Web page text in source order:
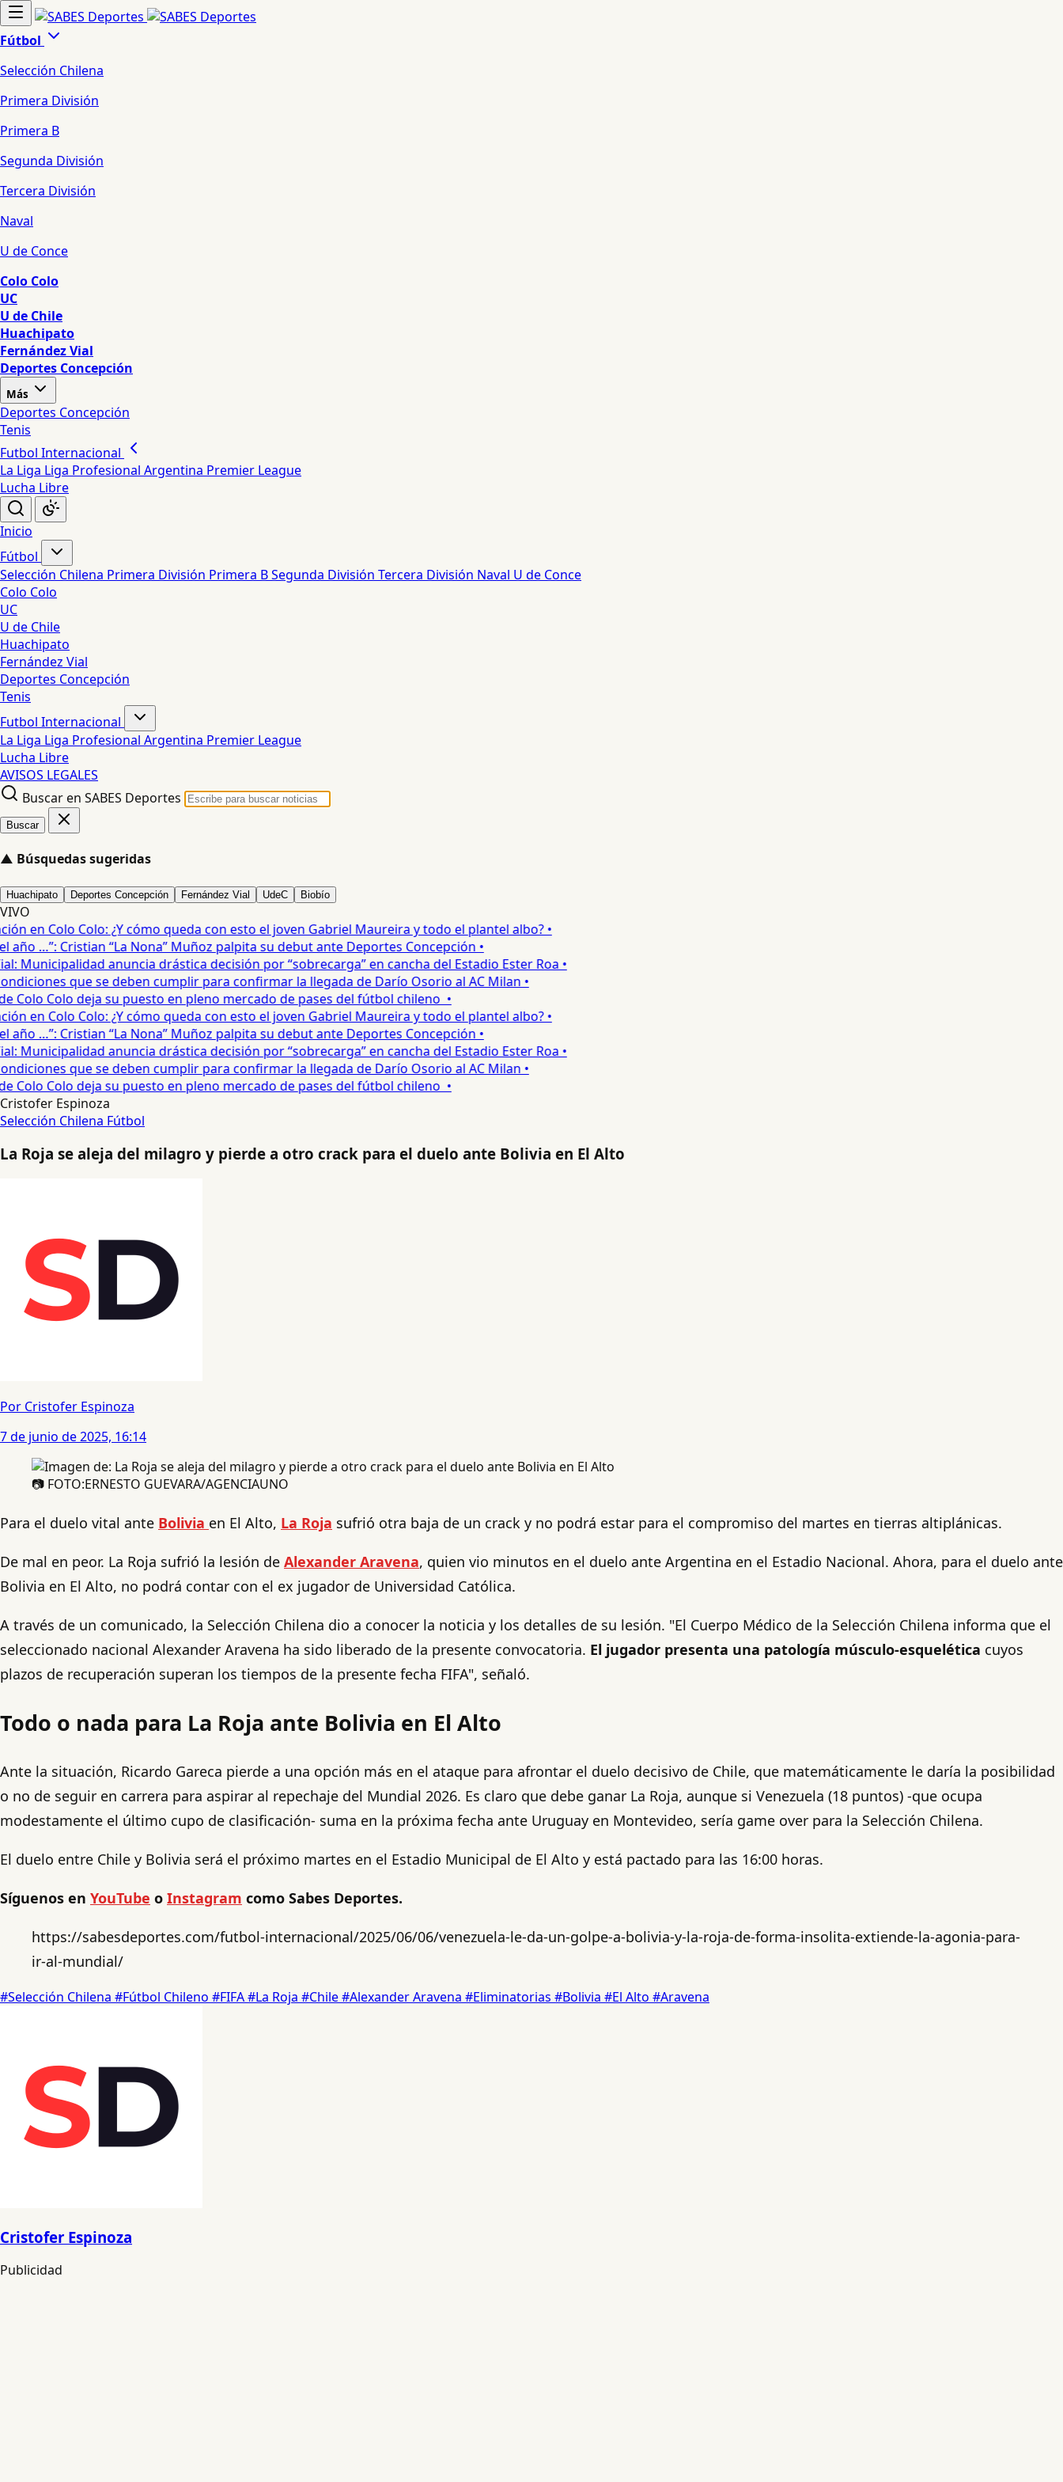
Fútbol
Selección Chilena
Primera División
Primera B
Segunda División
Tercera División
Naval
U de Conce
Colo Colo
UC
U de Chile
Huachipato
Fernández Vial
Deportes Concepción
Más
Deportes Concepción
Tenis
Futbol Internacional
La Liga Liga Profesional Argentina Premier League
Lucha Libre
Inicio
Fútbol
Selección Chilena Primera División Primera BSegunda División Tercera División Naval U de Conce
Colo Colo
UC
U de Chile
Huachipato
Fernández Vial
Deportes Concepción
Tenis
Futbol Internacional
La Liga Liga Profesional Argentina Premier League
Lucha Libre
AVISOS LEGALES
Buscar en SABES Deportes
Buscar
▲ Búsquedas sugeridas
Huachipato Deportes Concepción Fernández Vial UdeC Biobío
VIVO
en Colo Colo: ¿Y cómo queda con esto el joven Gabriel Maureira y todo el plantel albo? •
…”: Cristian “La Nona” Muñoz palpita su debut ante Deportes Concepción •
Municipalidad anuncia drástica decisión por “sobrecarga” en cancha del Estadio Ester Roa •
que se deben cumplir para confirmar la llegada de Darío Osorio al AC Milan •
Colo Colo deja su puesto en pleno mercado de pases del fútbol chileno •
en Colo Colo: ¿Y cómo queda con esto el joven Gabriel Maureira y todo el plantel albo? •
…”: Cristian “La Nona” Muñoz palpita su debut ante Deportes Concepción •
Municipalidad anuncia drástica decisión por “sobrecarga” en cancha del Estadio Ester Roa •
que se deben cumplir para confirmar la llegada de Darío Osorio al AC Milan •
Colo Colo deja su puesto en pleno mercado de pases del fútbol chileno •
Cristofer Espinoza
Selección Chilena Fútbol
La Roja se aleja del milagro y pierde a otro crack para el duelo ante Bolivia en El Alto
Por Cristofer Espinoza
7 de junio de 2025, 16:14
📷 FOTO:ERNESTO GUEVARA/AGENCIAUNO
Para el duelo vital ante Bolivia en El Alto, La Roja sufrió otra baja de un crack y no podrá estar para el compromiso del martes en tierras altiplánicas.
De mal en peor. La Roja sufrió la lesión de Alexander Aravena, quien vio minutos en el duelo ante Argentina en el Estadio Nacional. Ahora, para el duelo ante
Bolivia en El Alto, no podrá contar con el ex jugador de Universidad Católica.
A través de un comunicado, la Selección Chilena dio a conocer la noticia y los detalles de su lesión. "El Cuerpo Médico de la Selección Chilena informa que el
seleccionado nacional Alexander Aravena ha sido liberado de la presente convocatoria. El jugador presenta una patología músculo-esquelética cuyos
plazos de recuperación superan los tiempos de la presente fecha FIFA", señaló.
Todo o nada para La Roja ante Bolivia en El Alto
Ante la situación, Ricardo Gareca pierde a una opción más en el ataque para afrontar el duelo decisivo de Chile, que matemáticamente le daría la posibilidad
o no de seguir en carrera para aspirar al repechaje del Mundial 2026. Es claro que debe ganar La Roja, aunque si Venezuela (18 puntos) -que ocupa
modestamente el último cupo de clasificación- suma en la próxima fecha ante Uruguay en Montevideo, sería game over para la Selección Chilena.
El duelo entre Chile y Bolivia será el próximo martes en el Estadio Municipal de El Alto y está pactado para las 16:00 horas.
Síguenos en YouTube o Instagram como Sabes Deportes.
https://sabesdeportes.com/futbol-internacional/2025/06/06/venezuela-le-da-un-golpe-a-bolivia-y-la-roja-de-forma-insolita-extiende-la-agonia-para-
ir-al-mundial/
#Selección Chilena #Fútbol Chileno #FIFA#La Roja #Chile#Alexander Aravena #Eliminatorias #Bolivia #El Alto #Aravena
Cristofer Espinoza
Publicidad